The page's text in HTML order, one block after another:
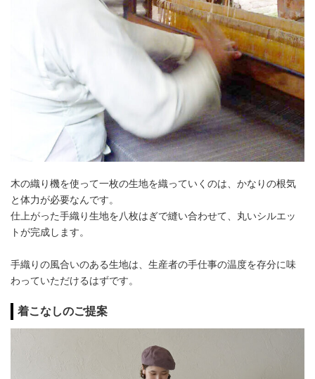
木の織り機を使って一枚の生地を織っていくのは、かなりの根気
と体力が必要なんです。
仕上がった手織り生地を八枚はぎで縫い合わせて、丸いシルエッ
トが完成します。
手織りの風合いのある生地は、生産者の手仕事の温度を存分に味
わっていただけるはずです。
着こなしのご提案